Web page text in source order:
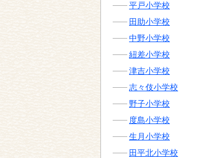
平戸小学校
田助小学校
中野小学校
紐差小学校
津吉小学校
志々伎小学校
野子小学校
度島小学校
生月小学校
田平北小学校